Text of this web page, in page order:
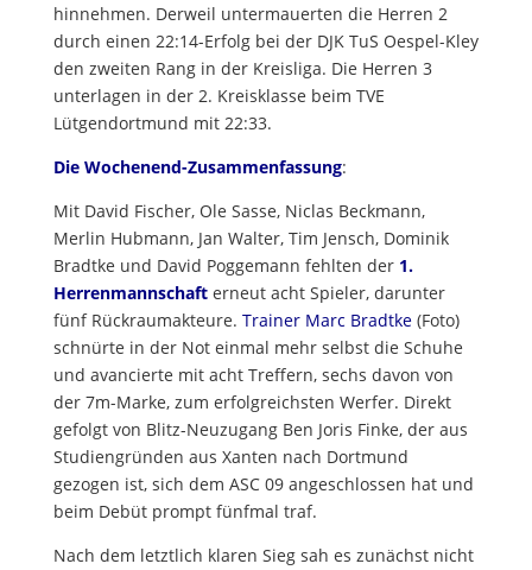
hinnehmen. Derweil untermauerten die Herren 2
durch einen 22:14-Erfolg bei der DJK TuS Oespel-Kley
den zweiten Rang in der Kreisliga. Die Herren 3
unterlagen in der 2. Kreisklasse beim TVE
Lütgendortmund mit 22:33.
Die Wochenend-Zusammenfassung:
Mit David Fischer, Ole Sasse, Niclas Beckmann,
Merlin Hubmann, Jan Walter, Tim Jensch, Dominik
Bradtke und David Poggemann fehlten der 1.
Herrenmannschafterneut acht Spieler, darunter
fünf Rückraumakteure. Trainer Marc Bradtke(Foto)
schnürte in der Not einmal mehr selbst die Schuhe
und avancierte mit acht Treffern, sechs davon von
der 7m-Marke, zum erfolgreichsten Werfer. Direkt
gefolgt von Blitz-Neuzugang Ben Joris Finke, der aus
Studiengründen aus Xanten nach Dortmund
gezogen ist, sich dem ASC 09 angeschlossen hat und
beim Debüt prompt fünfmal traf.
Nach dem letztlich klaren Sieg sah es zunächst nicht